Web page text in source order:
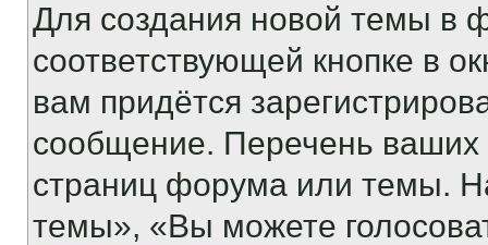
Для создания новой темы в
соответствующей кнопке в
вам придётся
сообщение. Перечень ваших
страниц форума или темы.
темы», «Вы можете